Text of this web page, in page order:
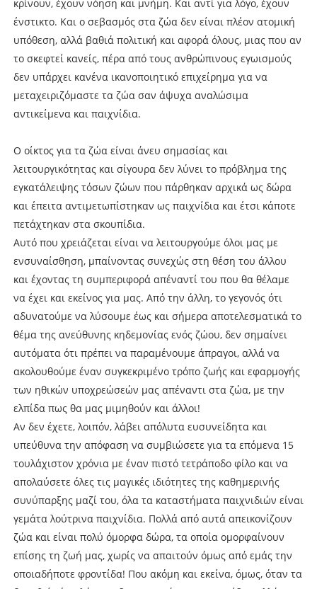
κρίνουν, έχουν νόηση και μνήμη. Και αντί για λόγο, έχουν
ένστικτο. Και ο σεβασμός στα ζώα δεν είναι πλέον ατομική
υπόθεση, αλλά βαθιά πολιτική και αφορά όλους, μιας που αν
το σκεφτεί κανείς, πέρα από τους ανθρώπινους εγωισμούς
δεν υπάρχει κανένα ικανοποιητικό επιχείρημα για να
μεταχειριζόμαστε τα ζώα σαν άψυχα αναλώσιμα
αντικείμενα και παιχνίδια.
Ο οίκτος για τα ζώα είναι άνευ σημασίας και
λειτουργικότητας και σίγουρα δεν λύνει το πρόβλημα της
εγκατάλειψης τόσων ζώων που πάρθηκαν αρχικά ως δώρα
και έπειτα αντιμετωπίστηκαν ως παιχνίδια και έτσι κάποτε
πετάχτηκαν στα σκουπίδια.
Αυτό που χρειάζεται είναι να λειτουργούμε όλοι μας με
ενσυναίσθηση, μπαίνοντας συνεχώς στη θέση του άλλου
και έχοντας τη συμπεριφορά απέναντί του που θα θέλαμε
να έχει και εκείνος για μας. Από την άλλη, το γεγονός ότι
αδυνατούμε να λύσουμε έως και σήμερα αποτελεσματικά το
θέμα της ανεύθυνης κηδεμονίας ενός ζώου, δεν σημαίνει
αυτόματα ότι πρέπει να παραμένουμε άπραγοι, αλλά να
ακολουθούμε έναν συγκεκριμένο τρόπο ζωής και εφαρμογής
των ηθικών υποχρεώσεών μας απέναντι στα ζώα, με την
ελπίδα πως θα μας μιμηθούν και άλλοι!
Αν δεν έχετε, λοιπόν, λάβει απόλυτα ευσυνείδητα και
υπεύθυνα την απόφαση να συμβιώσετε για τα επόμενα 15
τουλάχιστον χρόνια με έναν πιστό τετράποδο φίλο και να
απολαύσετε όλες τις μαγικές ιδιότητες της καθημερινής
συνύπαρξης μαζί του, όλα τα καταστήματα παιχνιδιών είναι
γεμάτα λούτρινα παιχνίδια. Πολλά από αυτά απεικονίζουν
ζώα και είναι πολύ όμορφα δώρα, τα οποία ομορφαίνουν
επίσης τη ζωή μας, χωρίς να απαιτούν όμως από εμάς την
οποιαδήποτε φροντίδα! Που ακόμη και εκείνα, όμως, όταν τα